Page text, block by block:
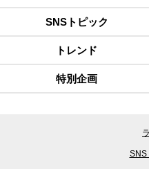
SNSトピック
トレンド
特別企画
SNS